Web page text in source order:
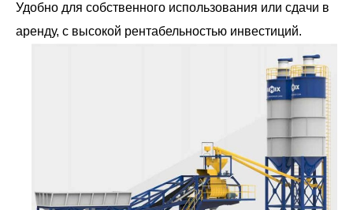
Удобно для собственного использования или сдачи в
аренду, с высокой рентабельностью инвестиций.